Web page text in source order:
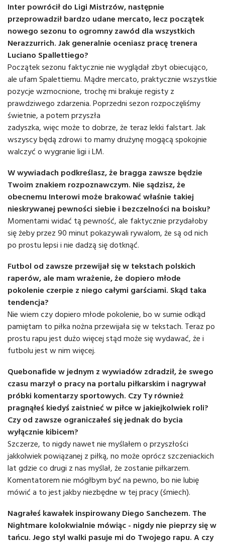
Inter powrócił do Ligi Mistrzów, następnie
przeprowadził bardzo udane mercato, lecz początek
nowego sezonu to ogromny zawód dla wszystkich
Nerazzurrich. Jak generalnie oceniasz pracę trenera
Luciano Spallettiego?
Początek sezonu faktycznie nie wyglądał zbyt obiecująco,
ale ufam Spalettiemu. Mądre mercato, praktycznie wszystkie
pozycje wzmocnione, trochę mi brakuje registy z
prawdziwego zdarzenia. Poprzedni sezon rozpoczęliśmy
świetnie, a potem przyszła
zadyszka, więc może to dobrze, że teraz lekki falstart. Jak
wszyscy będą zdrowi to mamy drużynę mogącą spokojnie
walczyć o wygranie ligi i LM.
W wywiadach podkreślasz, że bragga zawsze będzie
Twoim znakiem rozpoznawczym. Nie sądzisz, że
obecnemu Interowi może brakować właśnie takiej
nieskrywanej pewności siebie i bezczelności na boisku?
Momentami widać tą pewność, ale faktycznie przydałoby
się żeby przez 90 minut pokazywali rywalom, że są od nich
po prostu lepsi i nie dadzą się dotknąć.
Futbol od zawsze przewijał się w tekstach polskich
raperów, ale mam wrażenie, że dopiero młode
pokolenie czerpie z niego całymi garściami. Skąd taka
tendencja?
Nie wiem czy dopiero młode pokolenie, bo w sumie odkąd
pamiętam to piłka nożna przewijała się w tekstach. Teraz po
prostu rapu jest dużo więcej stąd może się wydawać, że i
futbolu jest w nim więcej.
Quebonafide w jednym z wywiadów zdradził, że swego
czasu marzył o pracy na portalu piłkarskim i nagrywał
próbki komentarzy sportowych. Czy Ty również
pragnąłeś kiedyś zaistnieć w piłce w jakiejkolwiek roli?
Czy od zawsze ograniczałeś się jednak do bycia
wyłącznie kibicem?
Szczerze, to nigdy nawet nie myślałem o przyszłości
jakkolwiek powiązanej z piłką, no może oprócz szczeniackich
lat gdzie co drugi z nas myślał, że zostanie piłkarzem.
Komentatorem nie mógłbym być na pewno, bo nie lubię
mówić a to jest jakby niezbędne w tej pracy (śmiech).
Nagrałeś kawałek inspirowany Diego Sanchezem. The
Nightmare kolokwialnie mówiąc - nigdy nie pieprzy się w
tańcu. Jego styl walki pasuje mi do Twojego rapu. A czy